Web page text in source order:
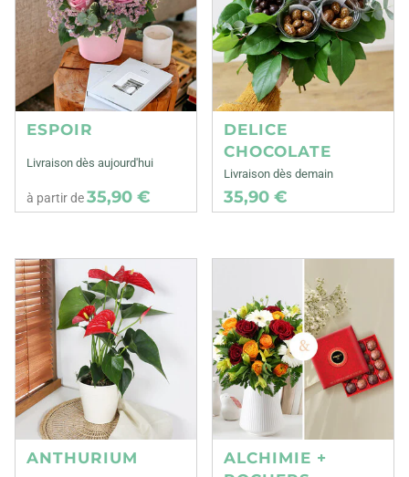
ESPOIR
Livraison dès aujourd'hui
à partir de35,90 €
DELICE
CHOCOLATE
Livraison dès demain
35,90 €
ANTHURIUM
ALCHIMIE +